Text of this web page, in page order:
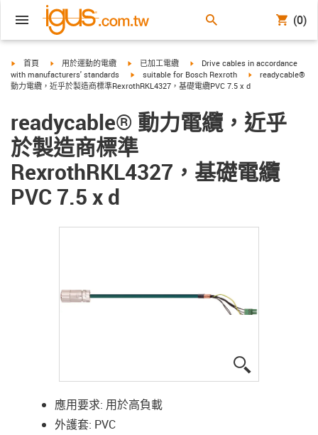
(0)
igus-icon-arrow-right
首頁 igus-icon-arrow-right
用於運動的電纜 igus-icon-arrow-right
已加工電纜 igus-icon-arrow-right
Drive cables in accordance
with manufacturers' standards
igus-icon-arrow-right
suitable for Bosch Rexroth igus-icon-arrow-
readycable®
動力電纜，近乎於製造商標準RexrothRKL4327，基礎電纜PVC 7.5 x d
readycable® 動力電纜，近乎
於製造商標準
RexrothRKL4327，基礎電纜
PVC 7.5 x d
應用要求: 用於高負載
外護套: PVC